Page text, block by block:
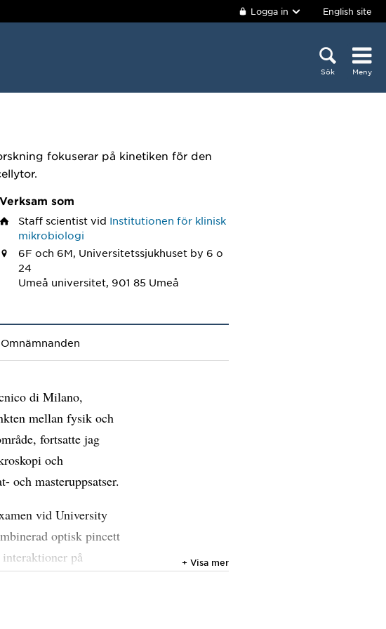
Logga in English site
Sök Meny
fokuserar på kinetiken för den
Verksam som
Staff scientist vid Institutionen för klinisk
mikrobiologi
6F och 6M, Universitetssjukhuset by 6 o
24
Umeå universitet, 901 85 Umeå
Omnämnanden
di Milano,
mellan fysik och
fortsatte jag
och
och masteruppsatser.
vid University
optisk pincett
på
+ Visa mer